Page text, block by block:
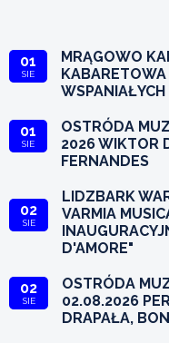
01
SIE
MRĄGOWO
WSPANIAŁYCH
01
SIE
OSTRÓDA
2026 WIKTOR
FERNANDES
02
SIE
LIDZBARK
VARMIA
D'AMORE"
02
SIE
OSTRÓDA
02.08.2026
DRAPAŁA,